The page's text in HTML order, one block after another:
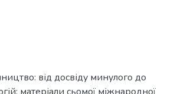
від досвіду минулого до